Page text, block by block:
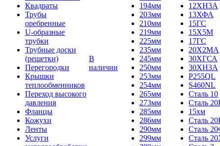
Квадраты
Трубы
оребренные
U-образные
трубки
Трубные доски
(решетки)
Перегородки
Крышки
теплообменников
Переход высокого
давления
Фланцы
Кожухи
Ленты
Услуги
В
наличии
194мм
203мм
210мм
219мм
225мм
235мм
245мм
250мм
253мм
254мм
265мм
273мм
285мм
286мм
290мм
299мм
12ХН3А
13ХФА
15ГС
15Х5М
17ГС
20Х2МА
30ХГСА
30ХН3А
P255QL
S460NL
Сталь 10
Сталь
15хм
Сталь
Сталь
Сталь